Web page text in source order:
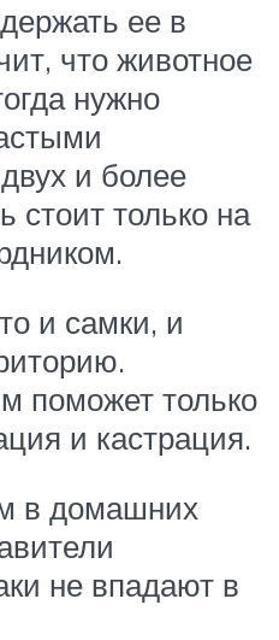
ее в
что животное
нужно
и более
стоит только на
и самки, и
поможет только
и кастрация.
в домашних
не впадают в